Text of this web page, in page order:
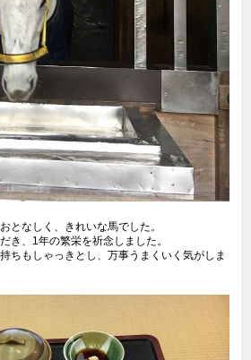
となしく、きれいな馬でした。
き、1年の繁栄を祈念しました。
ちもしゃっきとし、万事うまくいく気がしま